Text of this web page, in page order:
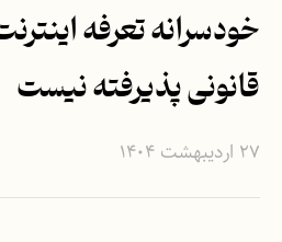
خودسرانه تعرفه
قانونی پذیرفته نیست
۲۷ اردیبهشت ۱۴۰۴